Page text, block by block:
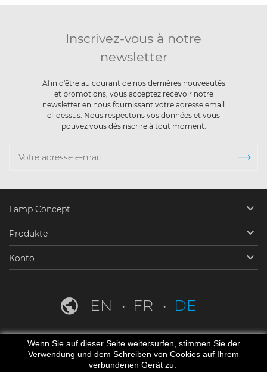
Inscrivez-vous à notre
newsletter
Afin d'être au courant de nos dernières nouveautés
et promotions, vous acceptez recevoir notre
newsletter en nous fournissant votre adresse email
ci-dessus. Nous respectons vos données et vous
pouvez vous désinscrire à tout moment.
Lamp Concept 
Produkte 
Konto 
EN FR DE
Wenn Sie auf dieser Seite weitersurfen, stimmen Sie der
Verwendung und dem Schreiben von Cookies auf Ihrem
verbundenen Gerät zu.